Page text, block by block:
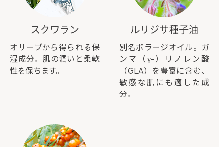
スクワラン
オリーブから得られる保
湿成分。肌の潤いと柔軟
性を保ちます。
ルリジサ種子油
別名ボラージオイル。ガ
ンマ（γ-）リノレン酸
（GLA）を豊富に含む、
敏感な肌にも適した成
分。